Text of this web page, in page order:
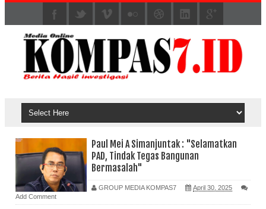
Paul Mei A Simanjuntak : "Selamatkan
PAD, Tindak Tegas Bangunan
Bermasalah"
GROUP MEDIA KOMPAS7
April 30, 2025
Add Comment